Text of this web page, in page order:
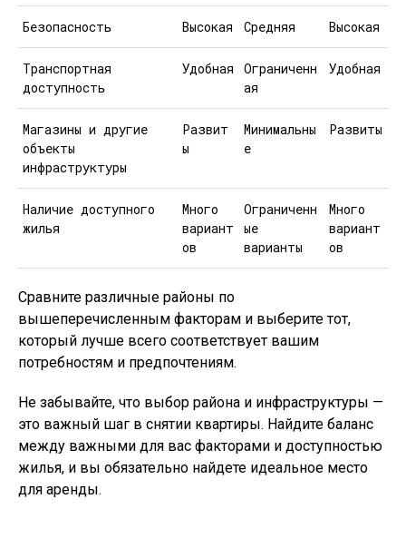
Безопасность Высокая Средняя Высокая
Транспортная
доступность
Удобная
Ограниченн
ая
Удобная
Магазины и другие
объекты
инфраструктуры
Развит
ы
Минимальны
е
Развиты
Наличие доступного
жилья
Много
вариант
ов
Ограниченн
ые
варианты
Много
вариант
ов
Сравните различные районы по
вышеперечисленным факторам и выберите тот,
который лучше всего соответствует вашим
потребностям и предпочтениям.
Не забывайте, что выбор района и инфраструктуры —
это важный шаг в снятии квартиры. Найдите баланс
между важными для вас факторами и доступностью
жилья, и вы обязательно найдете идеальное место
для аренды.